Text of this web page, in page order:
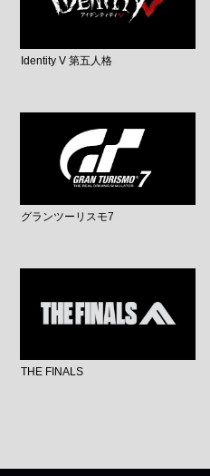
Identity V 第五人格
グランツーリスモ7
THE FINALS